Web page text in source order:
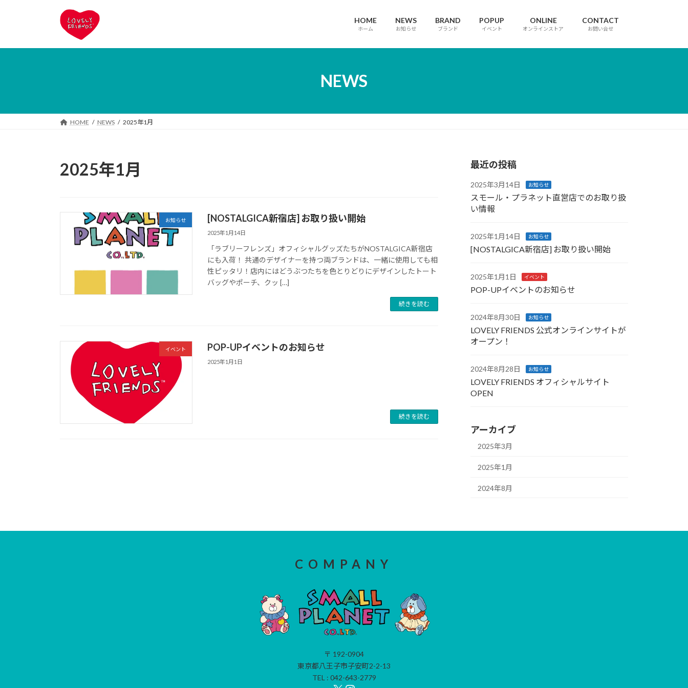
プ
動
HOME
ホーム
NEWS
お知らせ
BRAND
ブランド
POPUP
イベント
ONLINE
オンラインストア
CONTACT
お問い合せ
NEWS
HOME NEWS 2025年1月
2025年1月
お知らせ [NOSTALGICA新宿店] お取り扱い開始
2025年1月14日
「ラブリーフレンズ」オフィシャルグッズたちがNOSTALGICA新宿店
にも入荷！ 共通のデザイナーを持つ両ブランドは、一緒に使用しても相
性ピッタリ！店内にはどうぶつたちを色とりどりにデザインしたトート
バッグやポーチ、クッ […]
続きを読む
イベント POP-UPイベントのお知らせ
2025年1月1日
続きを読む
最近の投稿
2025年3月14日 お知らせ
スモール・プラネット直営店でのお取り扱
い情報
2025年1月14日 お知らせ
[NOSTALGICA新宿店] お取り扱い開始
2025年1月1日 イベント
POP-UPイベントのお知らせ
2024年8月30日 お知らせ
LOVELY FRIENDS 公式オンラインサイトが
オープン！
2024年8月28日 お知らせ
LOVELY FRIENDS オフィシャルサイト
OPEN
アーカイブ
2025年3月
2025年1月
2024年8月
COMPANY
〒 192-0904
東京都八王子市子安町2-2-13
TEL : 042-643-2779